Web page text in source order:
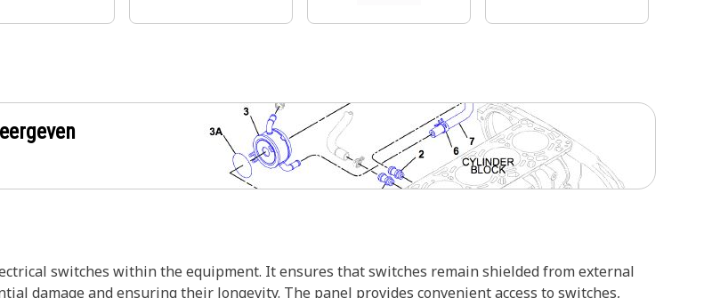
switches within the equipment. It ensures that switches remain shielded from external
damage and ensuring their longevity. The panel provides convenient access to switches,